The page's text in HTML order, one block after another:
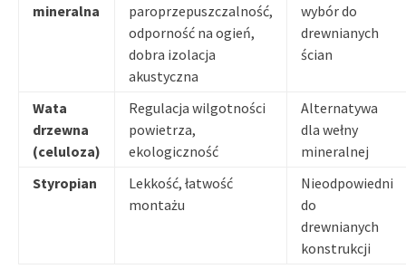
mineralna
paroprzepuszczalność,
odporność na ogień,
dobra izolacja
akustyczna
wybór do
drewnianych
ścian
Wata
drzewna
(celuloza)
Regulacja wilgotności
powietrza,
ekologiczność
Alternatywa
dla wełny
mineralnej
Styropian
Lekkość, łatwość
montażu
Nieodpowiedni
do
drewnianych
konstrukcji